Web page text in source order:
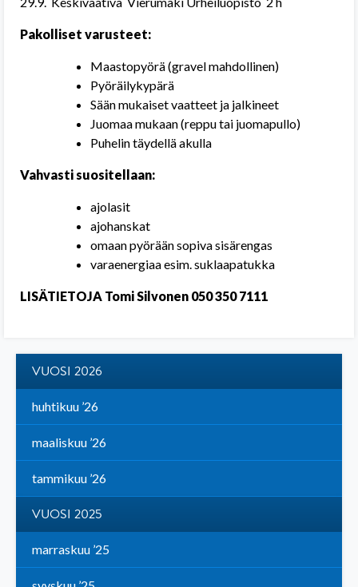
Pakolliset varusteet:
Maastopyörä (gravel mahdollinen)
Pyöräilykypärä
Sään mukaiset vaatteet ja jalkineet
Juomaa mukaan (reppu tai juomapullo)
Puhelin täydellä akulla
Vahvastisuositellaan:
ajolasit
ajohanskat
omaan pyörään sopiva sisärengas
varaenergiaa esim. suklaapatukka
LISÄTIETOJA Tomi Silvonen 050 3507111
VUOSI 2026
huhtikuu ’26
maaliskuu ’26
tammikuu ’26
VUOSI 2025
marraskuu ’25